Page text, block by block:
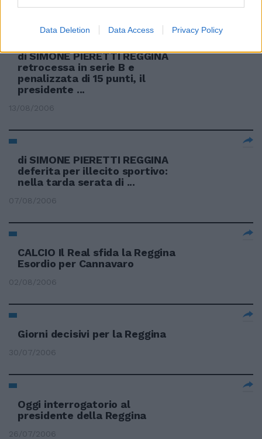
Data Deletion Data Access Privacy Policy
di SIMONE PIERETTI REGGINA
retrocessa in serie B e
penalizzata di 15 punti, il
presidente ...
13/08/2006
di SIMONE PIERETTI REGGINA
deferita per illecito sportivo:
nella tarda serata di ...
07/08/2006
CALCIO Il Real sfida la Reggina
Esordio per Cannavaro
02/08/2006
Giorni decisivi per la Reggina
30/07/2006
Oggi interrogatorio al
presidente della Reggina
26/07/2006